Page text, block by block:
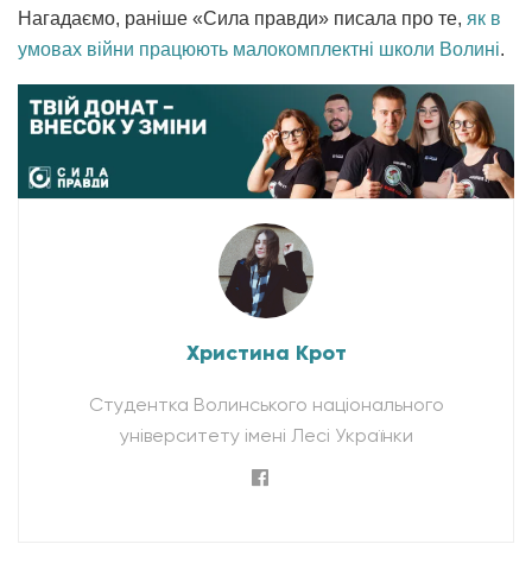
Нагадаємо, раніше «Сила правди» писала про те, як в
умовах війни працюють малокомплектні школи Волині.
Христина Крот
Студентка Волинського національного
університету імені Лесі Українки